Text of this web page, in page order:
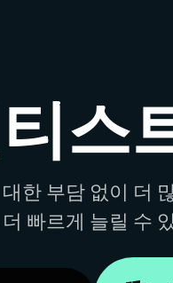
스
한 부담 없이 더
빠르게 늘릴 수